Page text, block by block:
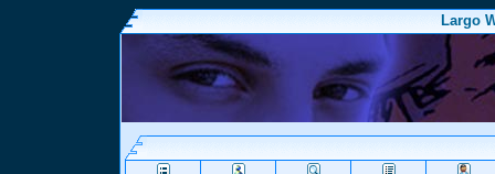
Largo